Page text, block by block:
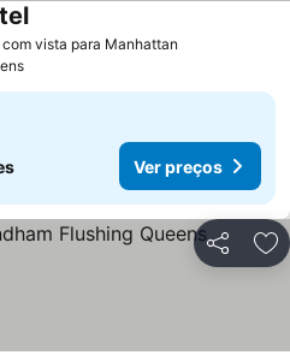
vista para Manhattan
Ver preços
Ver preços
Partilhar